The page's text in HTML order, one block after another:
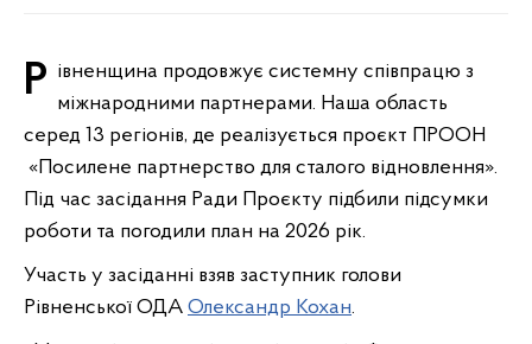
Рівненщина продовжує системну співпрацю з міжнародними партнерами. Наша область
серед 13 регіонів, де реалізується проєкт ПРООН
«Посилене партнерство для сталого відновлення».
Під час засідання Ради Проєкту підбили підсумки
роботи та погодили план на 2026 рік.
Участь у засіданні взяв заступник голови
Рівненської ОДА Олександр Кохан.